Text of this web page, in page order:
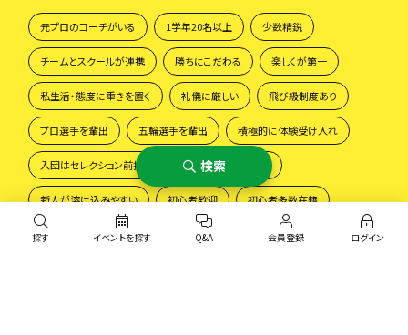
検索
元プロのコーチがいる 1学年20名以上 少数精鋭
チームとスクールが連携 勝ちにこだわる 楽しくが第一
私生活・態度に重きを置く 礼儀に厳しい 飛び級制度あり
プロ選手を輩出 五輪選手を輩出 積極的に体験受け入れ
入団はセレクション前提 選手の進路にこだわる
新人が溶け込みやすい 初心者歓迎 初心者多数在籍
育成に自信あり コーチとの距離感が近い レディースチーム
探す イベントを探す Q&A 会員登録 ログイン